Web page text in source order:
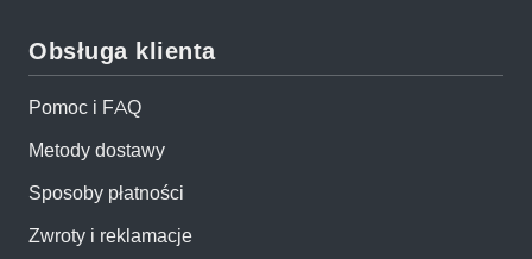
Obsługa klienta
Pomoc i FAQ
Metody dostawy
Sposoby płatności
Zwroty i reklamacje